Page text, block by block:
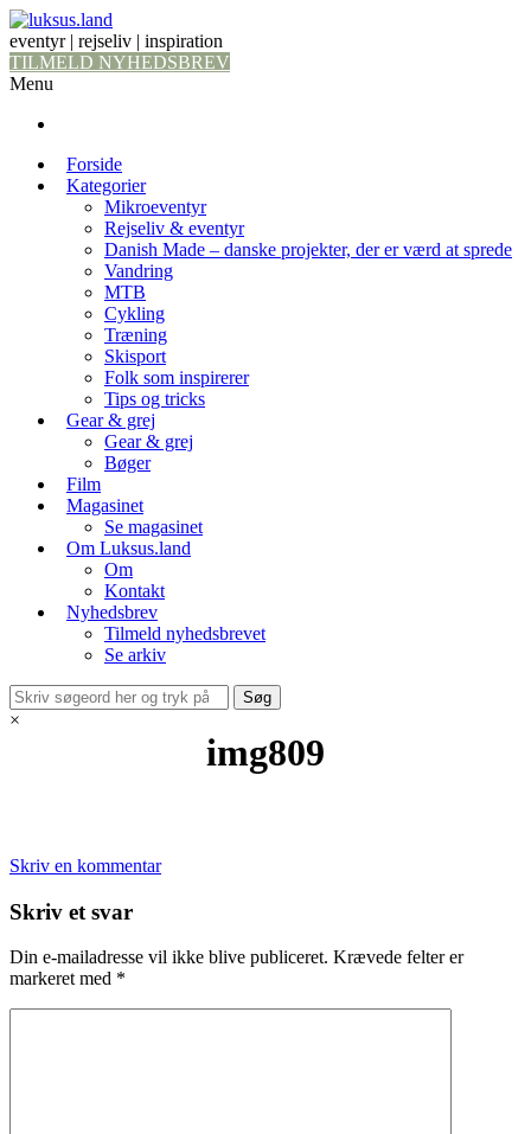
eventyr | rejseliv | inspiration
TILMELD NYHEDSBREV
Menu
Forside
Kategorier
Mikroeventyr
Rejseliv & eventyr
Danish Made – danske projekter, der er værd at sprede
Vandring
MTB
Cykling
Træning
Skisport
Folk som inspirerer
Tips og tricks
Gear & grej
Gear & grej
Bøger
Film
Magasinet
Se magasinet
Om Luksus.land
Om
Kontakt
Nyhedsbrev
Tilmeld nyhedsbrevet
Se arkiv
×
img809
Skriv en kommentar
Skriv et svar
Din e-mailadresse vil ikke blive publiceret. Krævede felter er
markeret med *